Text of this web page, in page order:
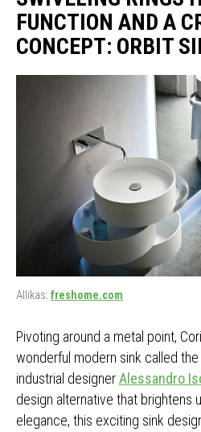
FUNCTION AND A
CONCEPT: ORBIT
Allikas: freshome.com
Pivoting around a metal point,
wonderful modern sink called
industrial designerAlessandro
design alternative that brightens
elegance, this exciting sink